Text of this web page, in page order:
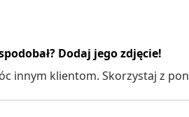
Dodaj jego zdjęcie!
innym klientom. Skorzystaj z